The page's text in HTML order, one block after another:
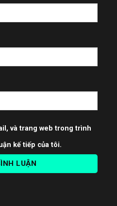
và trang web trong trình
kế tiếp của tôi.